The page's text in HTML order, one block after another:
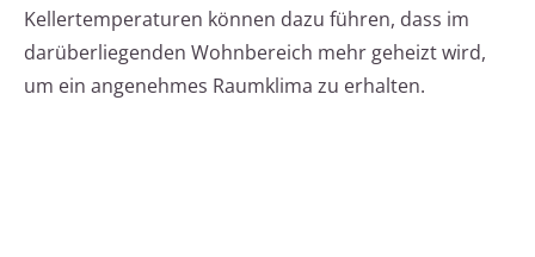
Kellertemperaturen können dazu führen, dass im
darüberliegenden Wohnbereich mehr geheizt wird,
um ein angenehmes Raumklima zu erhalten.